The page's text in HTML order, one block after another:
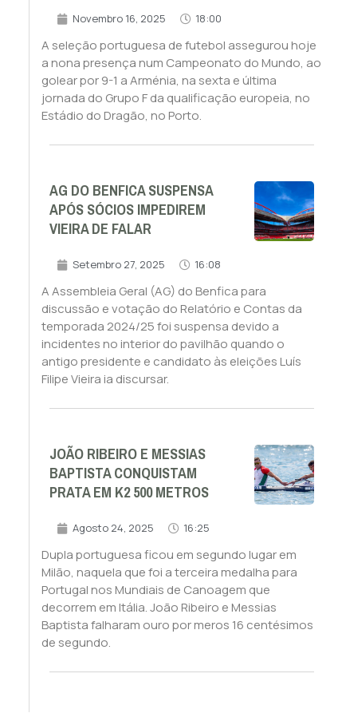
Novembro 16, 2025 18:00
A seleção portuguesa de futebol assegurou hoje
a nona presença num Campeonato do Mundo, ao
golear por 9-1 a Arménia, na sexta e última
jornada do Grupo F da qualificação europeia, no
Estádio do Dragão, no Porto.
AG DO BENFICA SUSPENSA
APÓS SÓCIOS IMPEDIREM
VIEIRA DE FALAR
Setembro 27, 2025 16:08
A Assembleia Geral (AG) do Benfica para
discussão e votação do Relatório e Contas da
temporada 2024/25 foi suspensa devido a
incidentes no interior do pavilhão quando o
antigo presidente e candidato às eleições Luís
Filipe Vieira ia discursar.
JOÃO RIBEIRO E MESSIAS
BAPTISTA CONQUISTAM
PRATA EM K2 500 METROS
Agosto 24, 2025 16:25
Dupla portuguesa ficou em segundo lugar em
Milão, naquela que foi a terceira medalha para
Portugal nos Mundiais de Canoagem que
decorrem em Itália. João Ribeiro e Messias
Baptista falharam ouro por meros 16 centésimos
de segundo.